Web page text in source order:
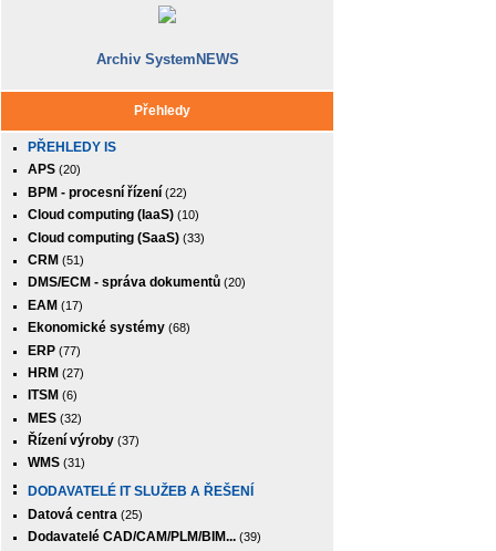
Archiv SystemNEWS
Přehledy
PŘEHLEDY IS
APS (20)
BPM - procesní řízení (22)
Cloud computing (IaaS) (10)
Cloud computing (SaaS) (33)
CRM (51)
DMS/ECM - správa dokumentů (20)
EAM (17)
Ekonomické systémy (68)
ERP (77)
HRM (27)
ITSM (6)
MES (32)
Řízení výroby (37)
WMS (31)
DODAVATELÉ IT SLUŽEB A ŘEŠENÍ
Datová centra (25)
Dodavatelé CAD/CAM/PLM/BIM... (39)